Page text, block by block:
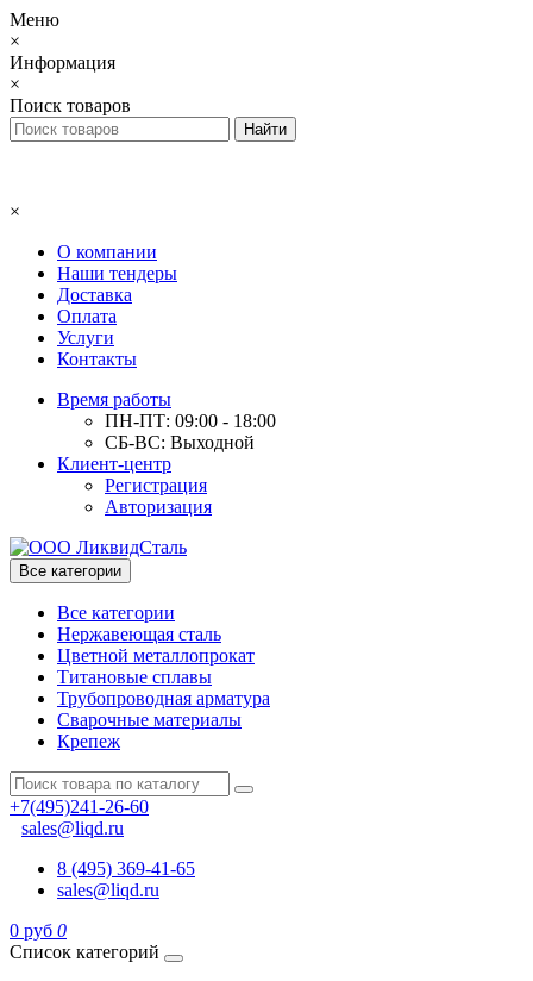
Меню
×
Информация
×
Поиск товаров
×
О компании
Наши тендеры
Доставка
Оплата
Услуги
Контакты
Время работы
ПН-ПТ: 09:00 - 18:00
СБ-ВС: Выходной
Клиент-центр
Регистрация
Авторизация
Все категории
Все категории
Нержавеющая сталь
Цветной металлопрокат
Титановые сплавы
Трубопроводная арматура
Сварочные материалы
Крепеж
+7(495)241-26-60
sales@liqd.ru
8 (495) 369-41-65
sales@liqd.ru
0 руб 0
Список категорий